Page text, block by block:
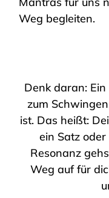
Weg begleiten.
Denk daran:
zum
ist. Das heißt:
ein Satz
Resonanz
Weg auf für